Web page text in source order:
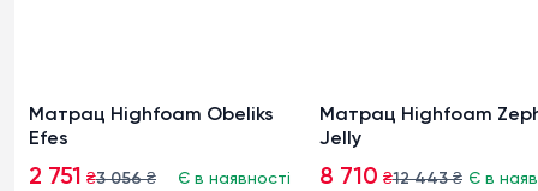
Матрац Highfoam Obeliks
Efes
2 751 ₴3 056₴ Є в наявності
Матрац Highfoam
Jelly
8 710 ₴12 443₴ Є в